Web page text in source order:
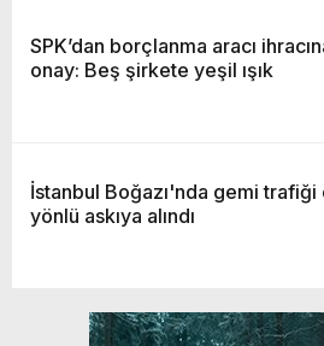
SPK’dan borçlanma aracı
onay: Beş şirkete yeşil ışık
İstanbul Boğazı'nda gemi trafiği
yönlü askıya alındı